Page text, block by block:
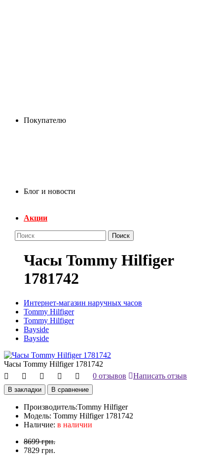
Покупателю
Блог и новости
Акции
Поиск
Часы Tommy Hilfiger
1781742
Интернет-магазин наручных часов
Tommy Hilfiger
Tommy Hilfiger
Bayside
Bayside
Часы Tommy Hilfiger 1781742
0 отзывов
Написать отзыв
В закладки В сравнение
Производитель:Tommy Hilfiger
Модель: Tommy Hilfiger 1781742
Наличие: в наличии
8699 грн.
7829 грн.